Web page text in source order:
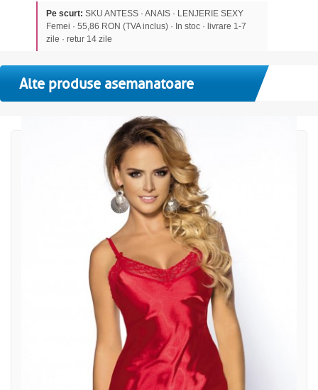
Pe scurt: SKU ANTESS · ANAIS · LENJERIE SEXY
Femei · 55,86 RON (TVA inclus) · In stoc · livrare 1-7
zile · retur 14 zile
Alte produse asemanatoare